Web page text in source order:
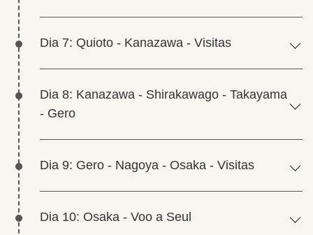
Dia 7: Quioto - Kanazawa - Visitas
Dia 8: Kanazawa - Shirakawago - Takayama
- Gero
Dia 9: Gero - Nagoya - Osaka - Visitas
Dia 10: Osaka - Voo a Seul